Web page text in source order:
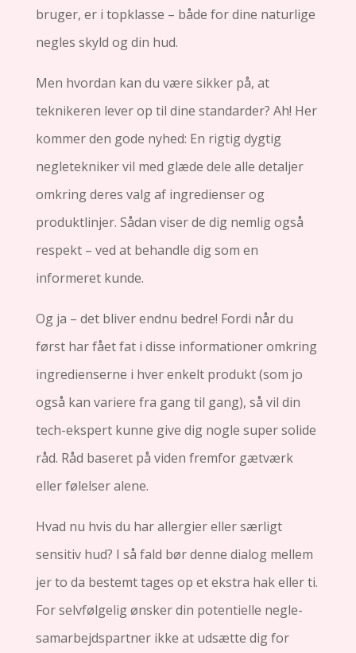
bruger, er i topklasse – både for dine naturlige
negles skyld og din hud.
Men hvordan kan du være sikker på, at
teknikeren lever op til dine standarder? Ah! Her
kommer den gode nyhed: En rigtig dygtig
negletekniker vil med glæde dele alle detaljer
omkring deres valg af ingredienser og
produktlinjer. Sådan viser de dig nemlig også
respekt – ved at behandle dig som en
informeret kunde.
Og ja – det bliver endnu bedre! Fordi når du
først har fået fat i disse informationer omkring
ingredienserne i hver enkelt produkt (som jo
også kan variere fra gang til gang), så vil din
tech-ekspert kunne give dig nogle super solide
råd. Råd baseret på viden fremfor gætværk
eller følelser alene.
Hvad nu hvis du har allergier eller særligt
sensitiv hud? I så fald bør denne dialog mellem
jer to da bestemt tages op et ekstra hak eller ti.
For selvfølgelig ønsker din potentielle negle-
samarbejdspartner ikke at udsætte dig for